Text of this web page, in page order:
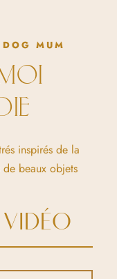
MUM
inspirés de la
de beaux objets